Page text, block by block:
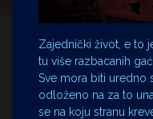
Zajednički život, e to
tu više razbacanih
Sve mora biti uredno
odloženo na za to
se na koju stranu